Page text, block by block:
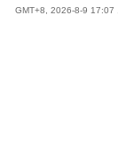
GMT+8, 2026-8-9 17:07